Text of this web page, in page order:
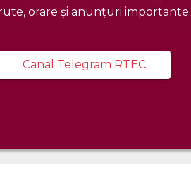
orare și anunțuri importante.
Canal Telegram RTEC